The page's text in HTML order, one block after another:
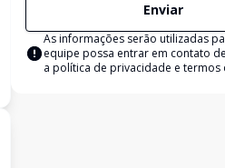
Enviar
As informações serão utilizadas
equipe possa entrar em contato
a política de privacidade e termos